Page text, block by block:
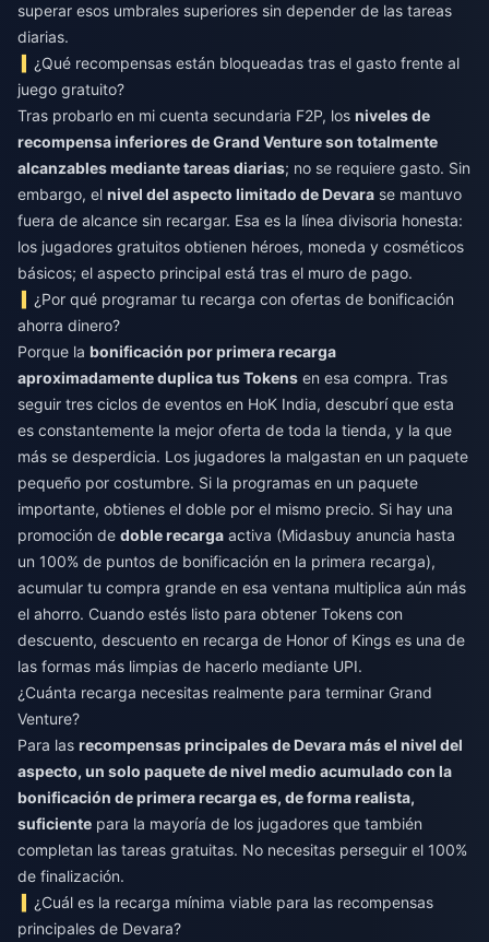
superar esos umbrales superiores sin depender de las tareas
diarias.
¿Qué recompensas están bloqueadas tras el gasto frente al
juego gratuito?
Tras probarlo en mi cuenta secundaria F2P, los niveles de
recompensa inferiores de Grand Venture son totalmente
alcanzables mediante tareas diarias; no se requiere gasto. Sin
embargo, el nivel del aspecto limitado de Devara se mantuvo
fuera de alcance sin recargar. Esa es la línea divisoria honesta:
los jugadores gratuitos obtienen héroes, moneda y cosméticos
básicos; el aspecto principal está tras el muro de pago.
¿Por qué programar tu recarga con ofertas de bonificación
ahorra dinero?
Porque la bonificación por primera recarga
aproximadamente duplica tus Tokens en esa compra. Tras
seguir tres ciclos de eventos en HoK India, descubrí que esta
es constantemente la mejor oferta de toda la tienda, y la que
más se desperdicia. Los jugadores la malgastan en un paquete
pequeño por costumbre. Si la programas en un paquete
importante, obtienes el doble por el mismo precio. Si hay una
promoción de doble recarga activa (Midasbuy anuncia hasta
un 100% de puntos de bonificación en la primera recarga),
acumular tu compra grande en esa ventana multiplica aún más
el ahorro. Cuando estés listo para obtener Tokens con
descuento, descuento en recarga de Honor of Kings es una de
las formas más limpias de hacerlo mediante UPI.
¿Cuánta recarga necesitas realmente para terminar Grand
Venture?
Para las recompensas principales de Devara más el nivel del
aspecto, un solo paquete de nivel medio acumulado con la
bonificación de primera recarga es, de forma realista,
suficiente para la mayoría de los jugadores que también
completan las tareas gratuitas. No necesitas perseguir el 100%
de finalización.
¿Cuál es la recarga mínima viable para las recompensas
principales de Devara?